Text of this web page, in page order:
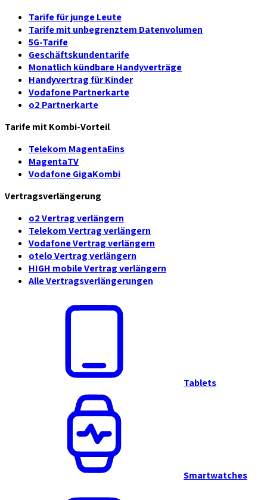
Tarife für junge Leute
Tarife mit unbegrenztem Datenvolumen
5G-Tarife
Geschäftskundentarife
Monatlich kündbare Handyverträge
Handyvertrag für Kinder
Vodafone Partnerkarte
o2 Partnerkarte
Tarife mit Kombi-Vorteil
Telekom MagentaEins
MagentaTV
Vodafone GigaKombi
Vertragsverlängerung
o2 Vertrag verlängern
Telekom Vertrag verlängern
Vodafone Vertrag verlängern
otelo Vertrag verlängern
HIGH mobile Vertrag verlängern
Alle Vertragsverlängerungen
Tablets
Smartwatches